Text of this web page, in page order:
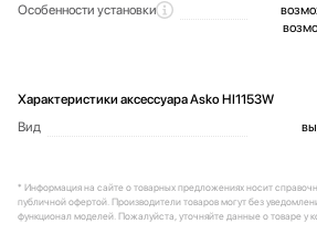
Особенности установки
Характеристики аксессуара Asko HI1153W
Вид
* Информация на сайте о товарных предложениях носит
публичной офертой. Производители товаров могут без
функционал моделей. Пожалуйста, уточняйте данные о товаре у